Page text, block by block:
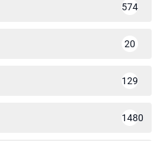
574
20
129
1480